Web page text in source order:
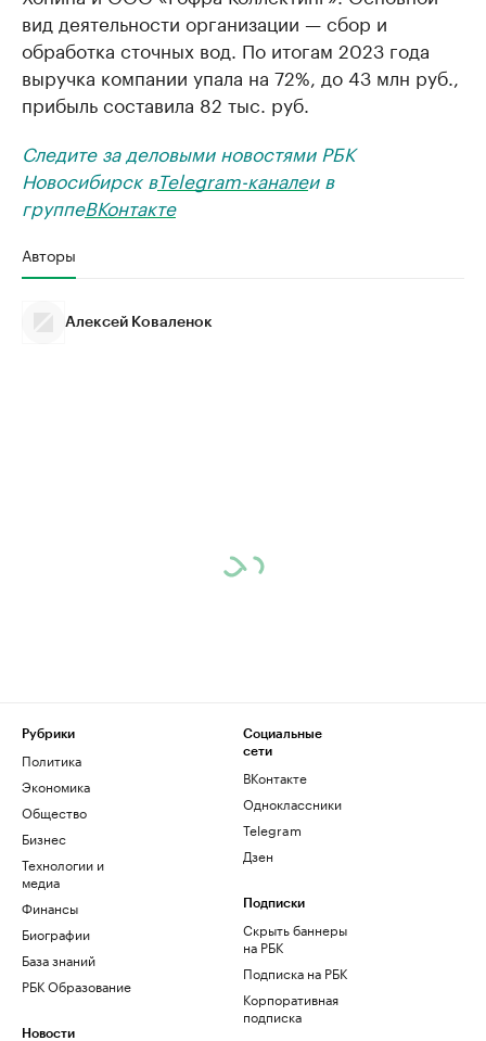
вид деятельности организации — сбор и
обработка сточных вод. По итогам 2023 года
выручка компании упала на 72%, до 43 млн руб.,
прибыль составила 82 тыс. руб.
Следите за деловыми новостями РБК
Новосибирск вTelegram-каналеи в
группеВКонтакте
Авторы
Алексей Коваленок
Рубрики
Политика
Экономика
Общество
Бизнес
Технологии и
медиа
Финансы
Биографии
База знаний
РБК Образование
Новости
Социальные
сети
ВКонтакте
Одноклассники
Telegram
Дзен
Подписки
Скрыть баннеры
на РБК
Подписка на РБК
Корпоративная
подписка